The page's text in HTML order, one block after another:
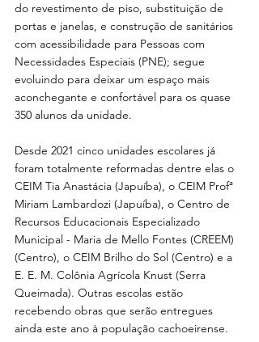
IMPORTANTE
do revestimento de piso, substituição de
portas e janelas, e construção de sanitários
com acessibilidade para Pessoas com
Necessidades Especiais (PNE); segue
evoluindo para deixar um espaço mais
aconchegante e confortável para os quase
350 alunos da unidade.
Desde 2021 cinco unidades escolares já
foram totalmente reformadas dentre elas o
CEIM Tia Anastácia (Japuíba), o CEIM Profª
Miriam Lambardozi (Japuíba), o Centro de
Recursos Educacionais Especializado
Municipal - Maria de Mello Fontes (CREEM)
(Centro), o CEIM Brilho do Sol (Centro) e a
E. E. M. Colônia Agrícola Knust (Serra
Queimada). Outras escolas estão
recebendo obras que serão entregues
ainda este ano à população cachoeirense.